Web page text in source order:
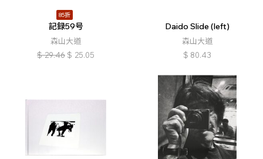
85折
記録59号
森山大道
$ 29.46 $ 25.05
Daido Slide (left)
森山大道
$ 80.43